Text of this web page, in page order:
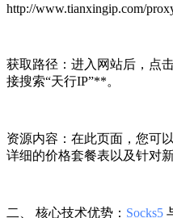
http://www.tianxingip.com/
获取路径：进入网站后，点
接搜索“天行IP”**。
资源内容：在此页面，您可
详细的价格套餐表以及针对
二、 核心技术优势： Socks5